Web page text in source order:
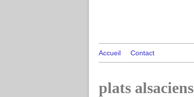
Accueil Contact
plats alsaciens